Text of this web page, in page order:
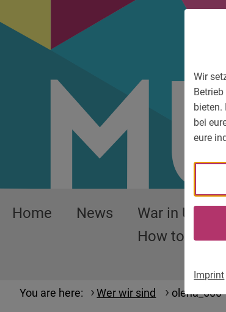
Wir
bieten.
bei
eure
Imprint
To language menu
To service information
Home News
War in
How to help
You are here: Wer wir sind olena_600